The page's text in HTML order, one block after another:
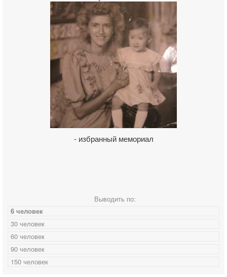
- избранный мемориал
Выводить по:
6 человек
30 человек
60 человек
90 человек
150 человек